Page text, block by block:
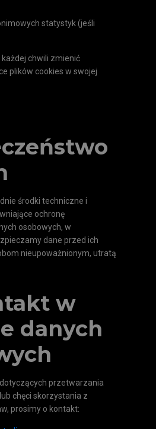
statystyk (jeśli
chwili zmienić
plików cookies w swojej
środki techniczne i
ochronę
osobowych, w
dane przed ich
nieupoważnionym, utratą
w
danych
przetwarzania
chęci skorzystania z
prosimy o kontakt: